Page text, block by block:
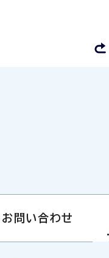
お問い合わせ